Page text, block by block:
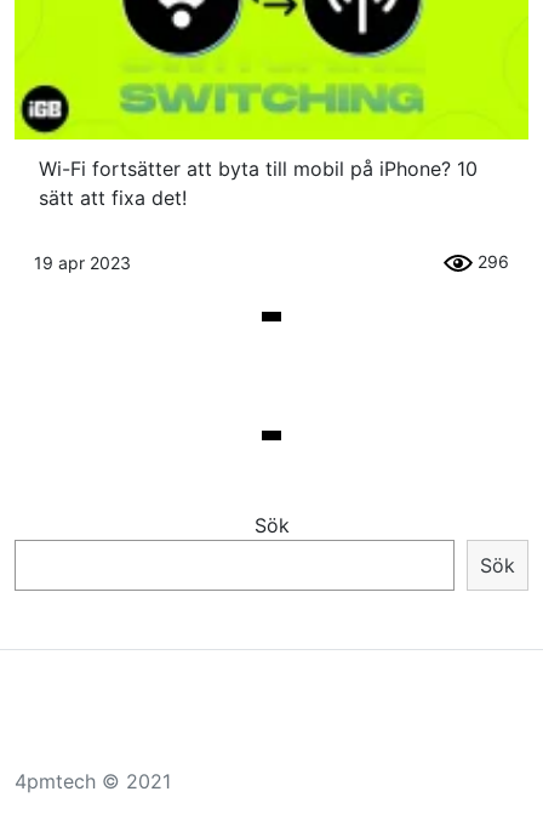
Wi-Fi fortsätter att byta till mobil på iPhone? 10
sätt att fixa det!
19 apr 2023 296
Sök
Sök
4pmtech © 2021